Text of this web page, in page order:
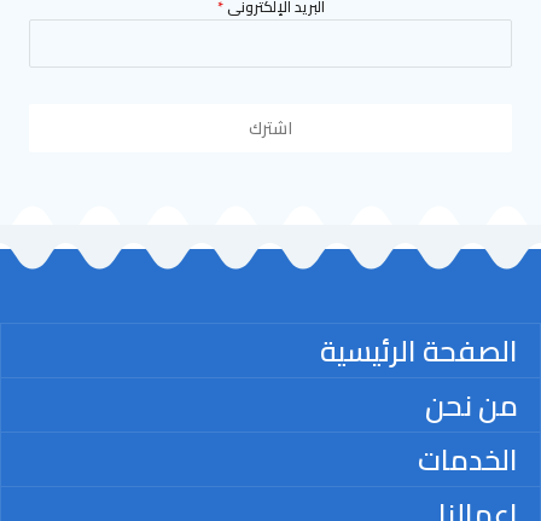
البريد الإلكترونى*
اشترك
الصفحة الرئيسية
من نحن
الخدمات